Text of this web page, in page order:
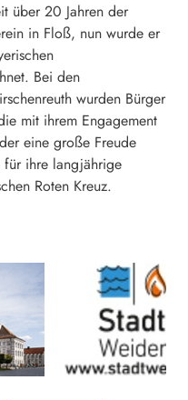
über 20 Jahren der
in Floß, nun wurde er
Bei den
wurden Bürger
mit ihrem Engagement
eine große Freude
für ihre langjährige
Roten Kreuz.